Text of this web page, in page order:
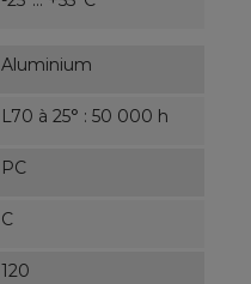
Aluminium
L70 à 25° : 50 000 h
PC
C
120